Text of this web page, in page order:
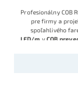
Profesionálny COB
pre firmy a
spoľahlivého
LED/m v COB
robí z